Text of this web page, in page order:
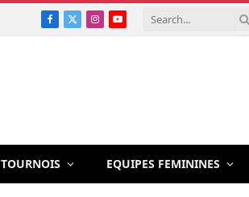
Facebook
X
Instagram
YouTube
TOURNOIS EQUIPES FEMININES